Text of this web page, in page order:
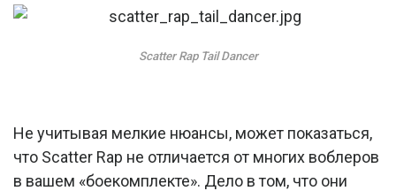
Scatter Rap Tail Dancer
Не учитывая мелкие нюансы, может показаться,
что Scatter Rap не отличается от многих воблеров
в вашем «боекомплекте». Дело в том, что они